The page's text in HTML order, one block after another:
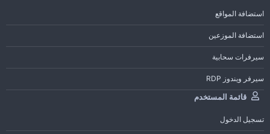
استضافة المواقع
استضافة الموزعين
سيرفرات سحابية
سيرفر ويندوز RDP
قائمة المستخدم
تسجيل الدخول